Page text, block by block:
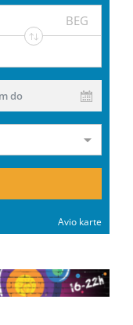
BEG
do
Avio karte